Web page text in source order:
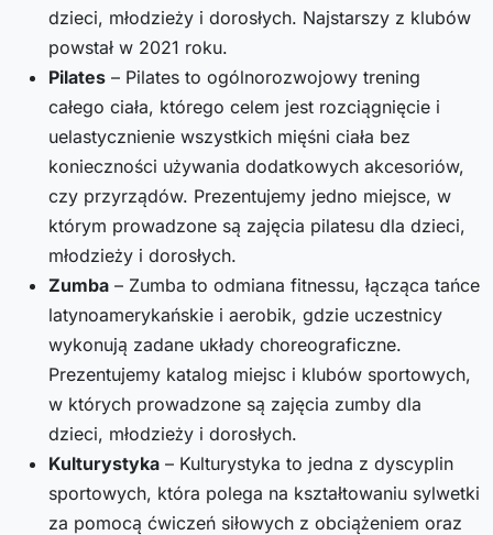
dzieci, młodzieży i dorosłych. Najstarszy z klubów
powstał w 2021 roku.
Pilates – Pilates to ogólnorozwojowy trening
całego ciała, którego celem jest rozciągnięcie i
uelastycznienie wszystkich mięśni ciała bez
konieczności używania dodatkowych akcesoriów,
czy przyrządów. Prezentujemy jedno miejsce, w
którym prowadzone są zajęcia pilatesu dla dzieci,
młodzieży i dorosłych.
Zumba – Zumba to odmiana fitnessu, łącząca tańce
latynoamerykańskie i aerobik, gdzie uczestnicy
wykonują zadane układy choreograficzne.
Prezentujemy katalog miejsc i klubów sportowych,
w których prowadzone są zajęcia zumby dla
dzieci, młodzieży i dorosłych.
Kulturystyka – Kulturystyka to jedna z dyscyplin
sportowych, która polega na kształtowaniu sylwetki
za pomocą ćwiczeń siłowych z obciążeniem oraz